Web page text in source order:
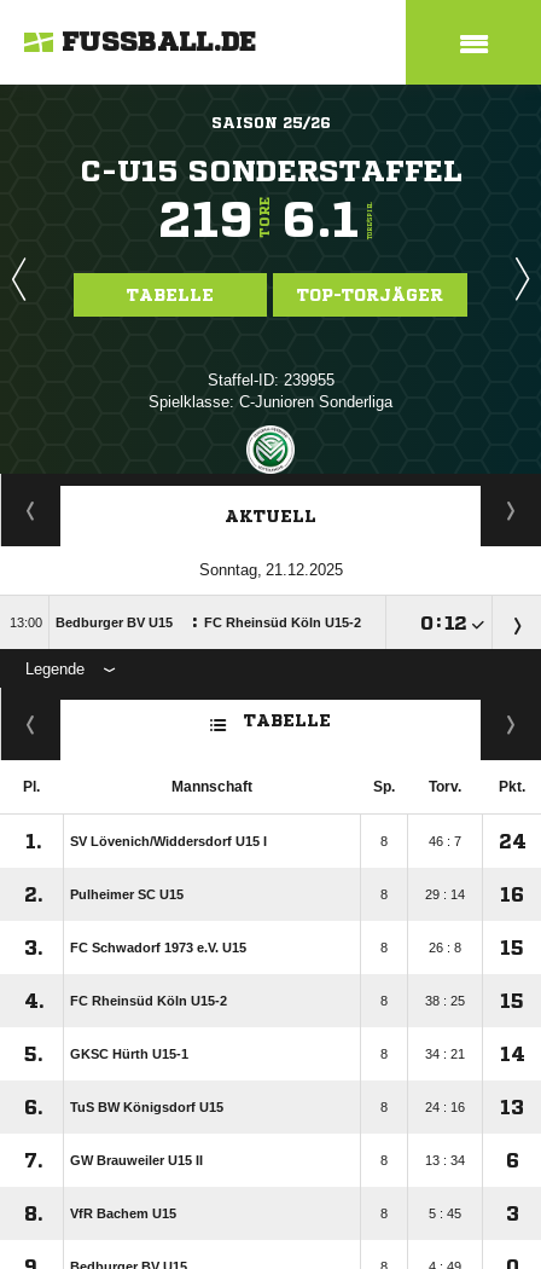
FUSSBALL.DE
SAISON 25/26
C-U15 SONDERSTAFFEL
219 TORE 6.1 TORE/SPIEL
TABELLE TOP-TORJÄGER
Staffel-ID: 239955
Spielklasse: C-Junioren Sonderliga
ANZEIGE
AKTUELL
 
 Bedburger BV U15 : FC Rheinsüd Köln U15-2 :
Legende
ANZEIGE
TABELLE
Pl. Mannschaft Sp. Torv. Pkt.
1. SV Lövenich/​Widdersdorf U15 I 8 46 : 7 24
2. Pulheimer SC U15 8 29 : 14 16
3. FC Schwadorf 1973 e.V. U15 8 26 : 8 15
4. FC Rheinsüd Köln U15-2 8 38 : 25 15
5. GKSC Hürth U15-1 8 34 : 21 14
6. TuS BW Königsdorf U15 8 24 : 16 13
7. GW Brauweiler U15 II 8 13 : 34 6
8. VfR Bachem U15 8 5 : 45 3